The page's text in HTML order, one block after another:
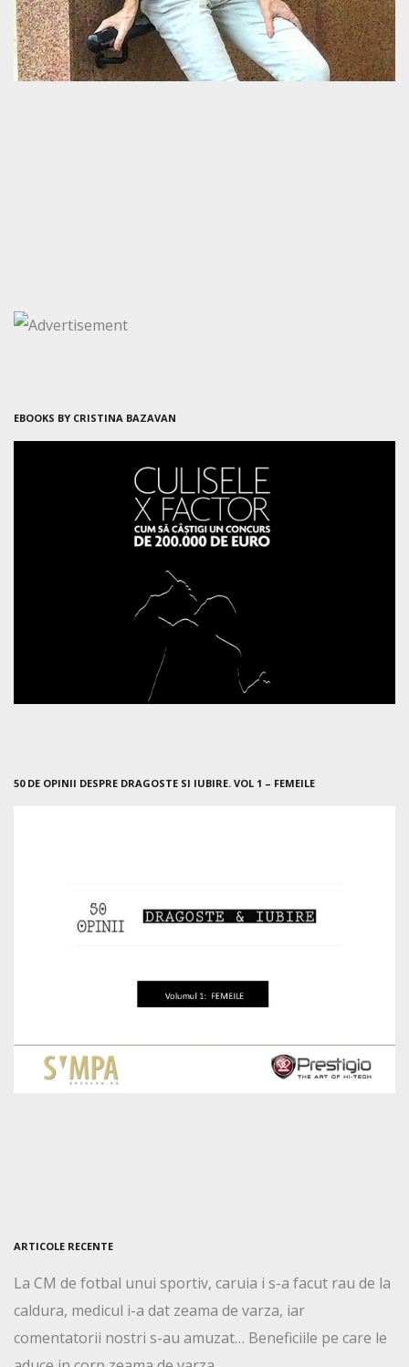
EBOOKS BY CRISTINA BAZAVAN
50 DE OPINII DESPRE DRAGOSTE SI IUBIRE. VOL 1 – FEMEILE
ARTICOLE RECENTE
La CM de fotbal unui sportiv, caruia i s-a facut rau de la
caldura, medicul i-a dat zeama de varza, iar
comentatorii nostri s-au amuzat… Beneficiile pe care le